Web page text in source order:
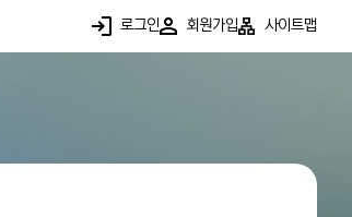
로그인 회원가입 사이트맵